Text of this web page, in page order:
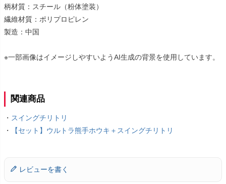
柄材質：スチール（粉体塗装）
繊維材質：ポリプロピレン
製造：中国
※一部画像はイメージしやすいようAI生成の背景を使用しています。
関連商品
・ スイングチリトリ
・
【セット】ウルトラ熊手ホウキ＋スイングチリトリ
レビューを書く